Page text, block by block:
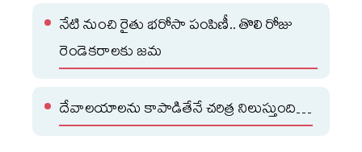
నేటి నుంచి రైతు భరోసా పంపిణీ.. తొలి రోజు
రెండెకరాలకు జమ
దేవాలయాలను కాపాడితేనే చరిత్ర నిలుస్తుంది…